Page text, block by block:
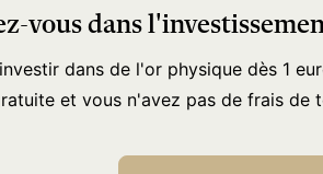
vous dans
dans de l'or physique dès 1
et vous n'avez pas de frais de